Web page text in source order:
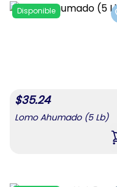
Disponible
$35.24
Lomo Ahumado (5 Lb)